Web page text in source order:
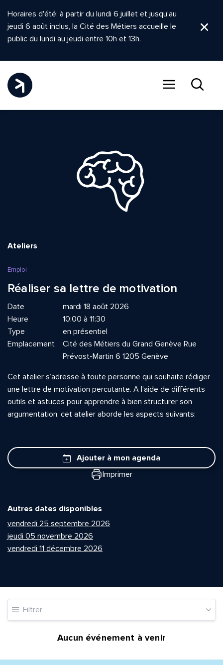
Horaires d'été: à partir du lundi 6 juillet et jusqu'au
jeudi 6 août inclus, la Cité des Métiers accueille le
public du lundi au jeudi entre 10h et 13h.
Ateliers
Emploi
Réaliser sa lettre de motivation
Date
mardi 18 août 2026
Heure
10:00 à 11:30
Type
en présentiel
Emplacement
Cité des Métiers du Grand Genève Rue
Prévost-Martin 6 1205 Genève
Cet atelier s’adresse à toute personne qui souhaite rédiger
une lettre de motivation percutante. A l’aide de différents
outils et astuces pour apprendre à bien structurer son
argumentation, cet atelier aborde les aspects suivants:
Ajouter à mon agenda
Imprimer
Autres dates disponibles
vendredi 25 septembre 2026
jeudi 05 novembre 2026
vendredi 11 décembre 2026
Filtrer
Aucun événement à venir